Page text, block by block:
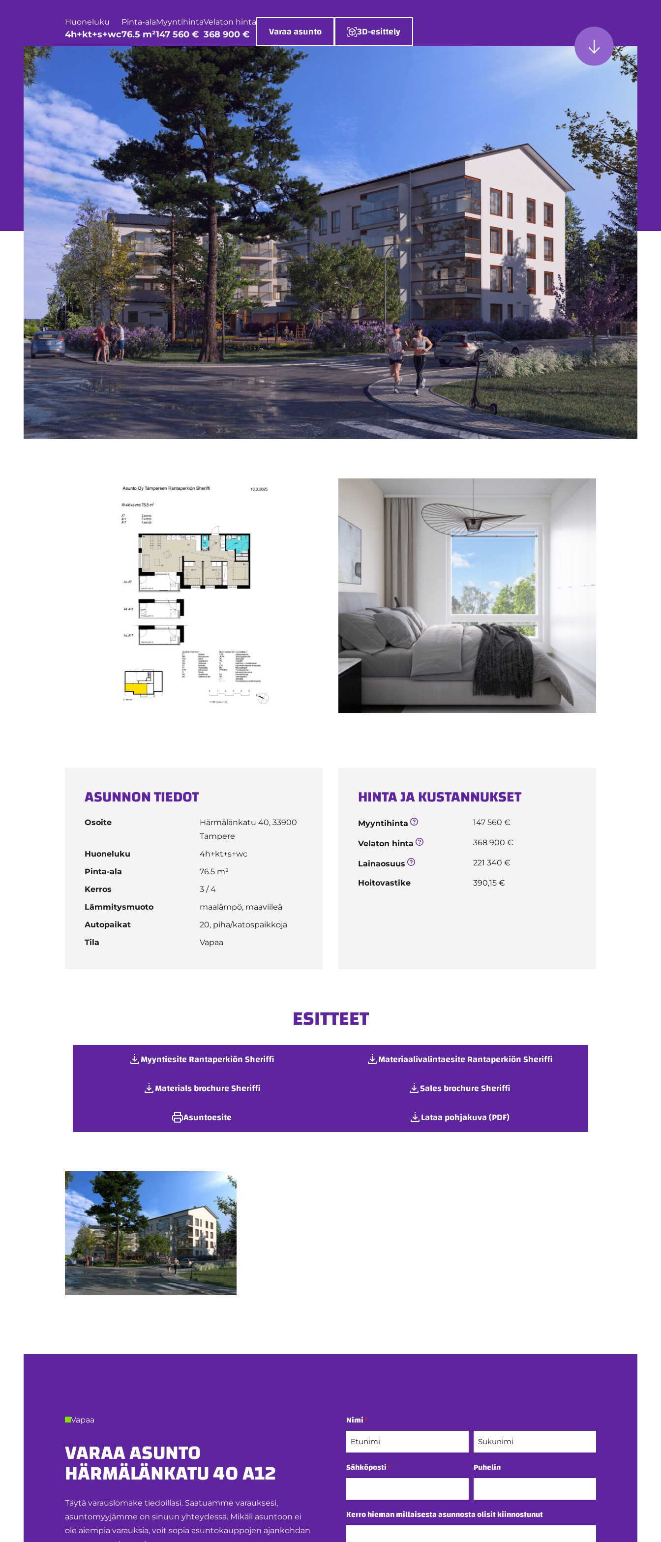
Huoneluku
4h+kt+s+wc
Pinta-ala
76.5 m²
Myyntihinta
147 560 €
Velaton hinta
368 900 € Varaa asunto 3D-esittely
ASUNNON TIEDOT
Osoite
Härmälänkatu 40, 33900
Tampere
Huoneluku
4h+kt+s+wc
Pinta-ala
76.5 m²
Kerros
3 / 4
Lämmitysmuoto
maalämpö, maaviileä
Autopaikat
20, piha/katospaikkoja
Tila
Vapaa
HINTA JA KUSTANNUKSET
Myyntihinta 147 560 €
Velaton hinta 368 900 €
Lainaosuus 221 340 €
Hoitovastike 390,15 €
ESITTEET
Myyntiesite Rantaperkiön Sheriffi
Materiaalivalintaesite Rantaperkiön Sheriffi
Materials brochure Sheriffi
Sales brochure Sheriffi
Asuntoesite
Lataa pohjakuva (PDF)
Vapaa
VARAA ASUNTO
HÄRMÄLÄNKATU 40 A12
Täytä varauslomake tiedoillasi. Saatuamme varauksesi,
asuntomyyjämme on sinuun yhteydessä. Mikäli asuntoon ei
ole aiempia varauksia, voit sopia asuntokauppojen ajankohdan
Nimi*
Etunimi Sukunimi
Sähköposti* Puhelin
Kerro hieman millaisesta asunnosta olisit kiinnostunut